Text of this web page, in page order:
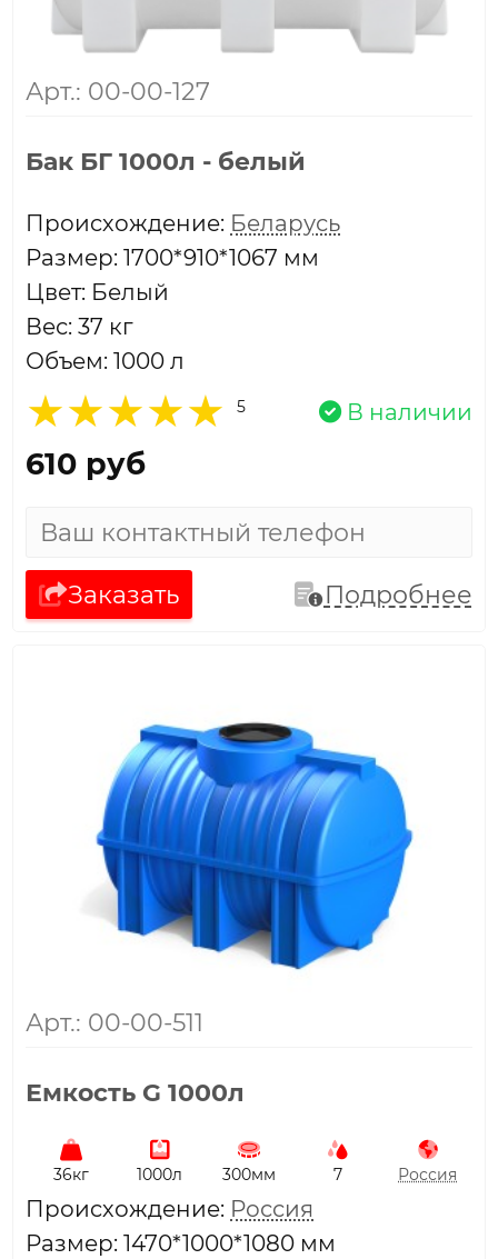
Арт.: 00-00-127
Бак БГ 1000л - белый
Проиcхождение: Беларусь
Размер: 1700*910*1067 мм
Цвет: Белый
Вес: 37 кг
Объем: 1000 л
5 В наличии
610 руб
Заказать Подробнее
Арт.: 00-00-511
Емкость G 1000л
36кг 1000л 300мм 7 Россия
Проиcхождение: Россия
Размер: 1470*1000*1080 мм